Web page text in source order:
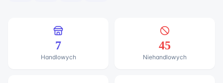
7
Handlowych
45
Niehandlowych